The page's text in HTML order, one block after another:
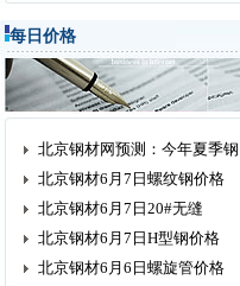
每日价格
北京钢材网预测：今年夏季钢
北京钢材6月7日螺纹钢价格
北京钢材6月7日20#无缝
北京钢材6月7日H型钢价格
北京钢材6月6日螺旋管价格